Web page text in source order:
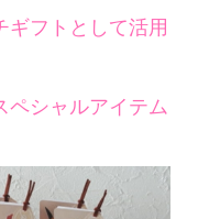
ギフトとして活用
ペシャルアイテム